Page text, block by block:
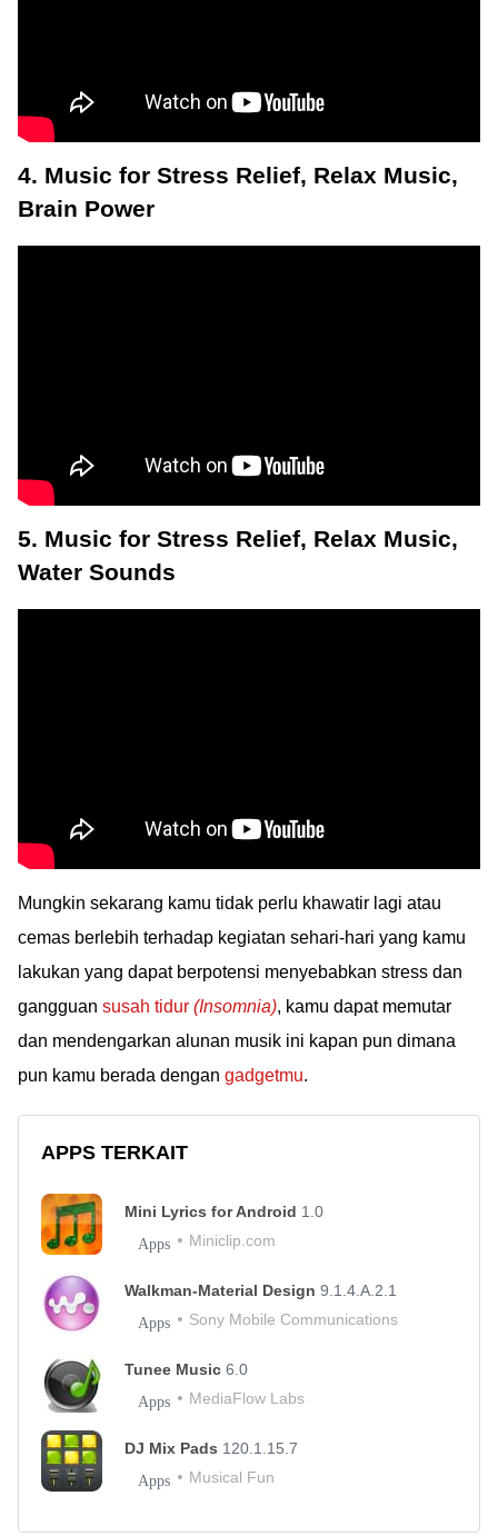
4. Music for Stress Relief, Relax Music,
Brain Power
5. Music for Stress Relief, Relax Music,
Water Sounds
Mungkin sekarang kamu tidak perlu khawatir lagi atau
cemas berlebih terhadap kegiatan sehari-hari yang kamu
lakukan yang dapat berpotensi menyebabkan stress dan
gangguan susah tidur (Insomnia), kamu dapat memutar
dan mendengarkan alunan musik ini kapan pun dimana
pun kamu berada dengan gadgetmu.
APPS TERKAIT
Mini Lyrics for Android 1.0
Apps Miniclip.com
Walkman-Material Design 9.1.4.A.2.1
Apps Sony Mobile Communications
Tunee Music 6.0
Apps MediaFlow Labs
DJ Mix Pads 120.1.15.7
Apps Musical Fun